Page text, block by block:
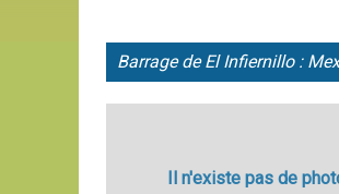
Barrage de El Infiernillo :
Il n'existe pas de